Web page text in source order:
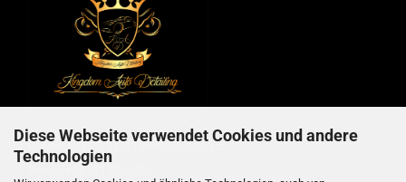
Diese Webseite verwendet Cookies und andere
Technologien
Sudetenring 25, 35781 Weilburg/Kubach